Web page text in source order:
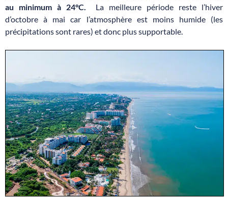
au minimum à 24°C. La meilleure période reste l’hiver
d’octobre à mai car l’atmosphère est moins humide (les
précipitations sont rares) et donc plus supportable.